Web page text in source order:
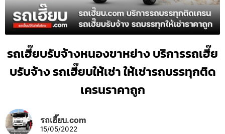
รถเฮี๊ยบรับจ้างหนองขาหย่าง บริการรถเฮี๊ย
บรับจ้าง รถเฮี๊ยบให้เช่า ให้เช่ารถบรรทุกติด
เครนราคาถูก
รถเฮี๊ยบ.com
15/05/2022